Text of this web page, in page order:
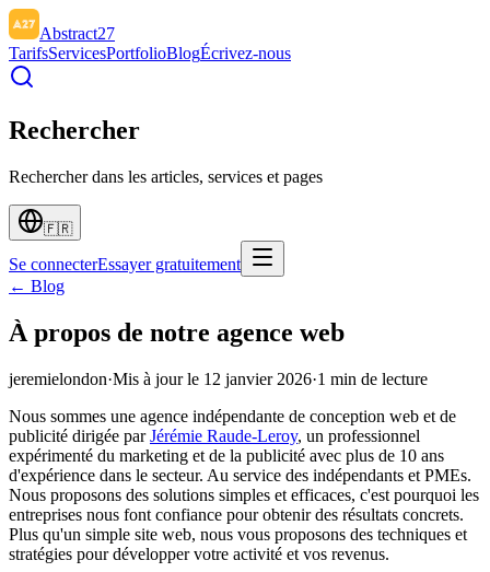
Abstract27
TarifsServicesPortfolioBlogÉcrivez-nous
Rechercher
Rechercher dans les articles, services et pages
🇫🇷
Se connecterEssayer gratuitement
← Blog
À propos de notre agence web
jeremielondon·Mis à jour le 12 janvier 2026·1 min de lecture
Nous sommes une agence indépendante de conception web et de
publicité dirigée parJérémie Raude-Leroy, un professionnel
expérimenté du marketing et de la publicité avec plus de 10 ans
d'expérience dans le secteur. Au service des indépendants et PMEs.
Nous proposons des solutions simples et efficaces, c'est pourquoi les
entreprises nous font confiance pour obtenir des résultats concrets.
Plus qu'un simple site web, nous vous proposons des techniques et
stratégies pour développer votre activité et vos revenus.